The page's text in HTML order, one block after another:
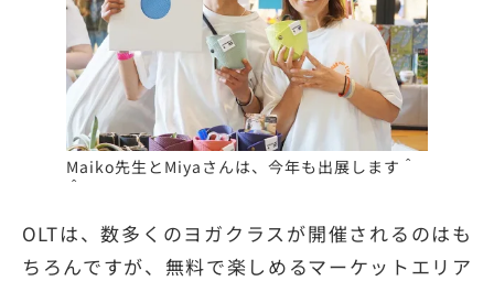
Maiko先生とMiyaさんは、今年も出展します＾
＾
OLTは、数多くのヨガクラスが開催されるのはも
ちろんですが、無料で楽しめるマーケットエリア